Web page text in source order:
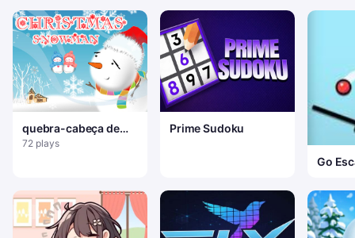
quebra-cabeça de
boneco de neve de
72 plays
Prime Sudoku
Go